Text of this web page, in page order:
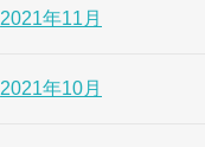
2021年11月
2021年10月